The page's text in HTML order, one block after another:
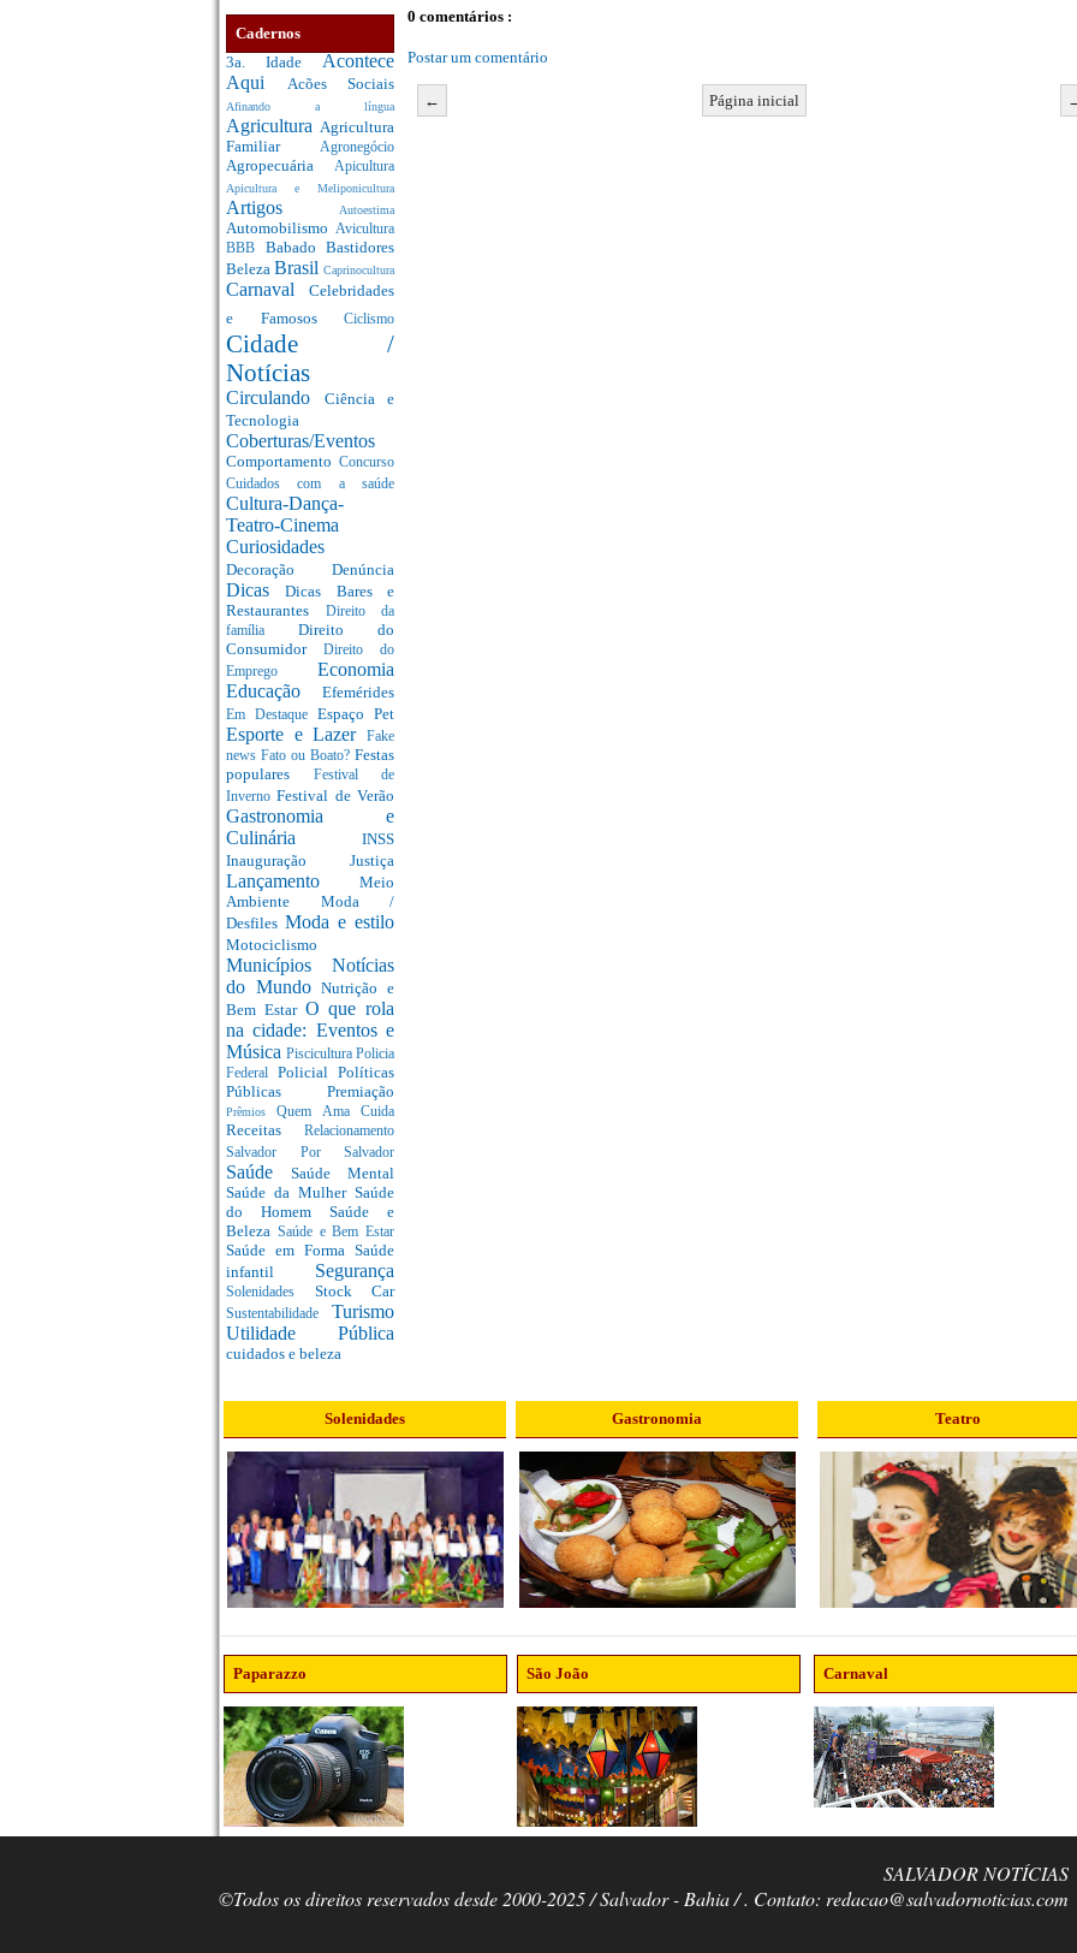
Cadernos
3a. Idade Acontece
Aqui Acões Sociais
Afinando a língua
Agricultura Agricultura
Familiar Agronegócio
Agropecuária Apicultura
Apicultura e Meliponicultura
Artigos Autoestima
Automobilismo Avicultura
BBB Babado Bastidores
Beleza Brasil Caprinocultura
Carnaval Celebridades
e Famosos Ciclismo
Cidade /
Notícias
Circulando Ciência e
Tecnologia
Coberturas/Eventos
Comportamento Concurso
Cuidados com a saúde
Cultura-Dança-
Teatro-Cinema
Curiosidades
Decoração Denúncia
DicasDicas Bares e
Restaurantes
Direito da
família Direito do
Consumidor Direito do
Emprego Economia
Educação Efemérides
Em Destaque Espaço Pet
Esporte e Lazer
Fake
news Fato ou Boato? Festas
populares
Festival de
InvernoFestival de Verão
Gastronomia e
Culinária INSS
Inauguração Justiça
Lançamento Meio
Ambiente Moda /
Desfiles Moda e estilo
Motociclismo
Municípios Notícias
do MundoNutrição e
Bem Estar O que rola
na cidade: Eventos e
Música Piscicultura Policia
Federal Policial Políticas
Públicas Premiação
PrêmiosQuem Ama Cuida
Receitas Relacionamento
Salvador Por Salvador
Saúde Saúde Mental
Saúde da Mulher Saúde
do Homem Saúde e
Beleza Saúde e Bem Estar
Saúde em Forma Saúde
infantil Segurança
Solenidades Stock Car
Sustentabilidade Turismo
Utilidade Pública
cuidados e beleza
0 comentários :
Postar um comentário
← Página inicial
Solenidades Gastronomia Teatro
Paparazzo São João Carnaval
SALVADOR NOTÍCIAS
©Todos os direitos reservados desde 2000-2025 / Salvador - Bahia / . Contato: redacao@salvadornoticias.com